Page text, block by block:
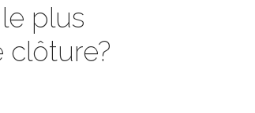
plus